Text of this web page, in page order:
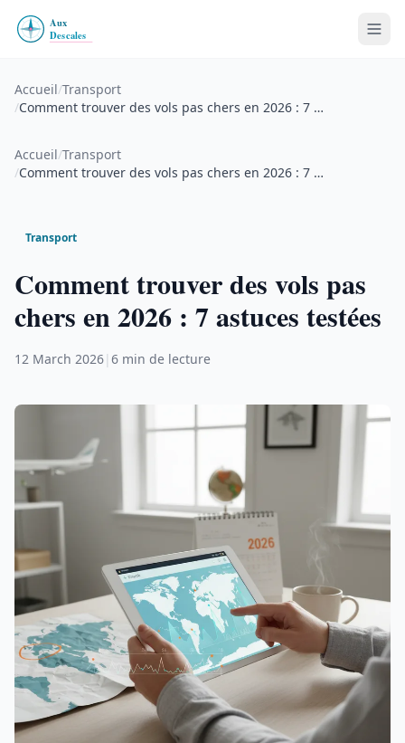
Accueil/Transport
/Comment trouver des vols pas chers en 2026 : 7 …
Accueil/Transport
/Comment trouver des vols pas chers en 2026 : 7 …
Transport
Comment trouver des vols pas
chers en 2026 : 7 astuces testées
12 March 2026| 6 min de lecture